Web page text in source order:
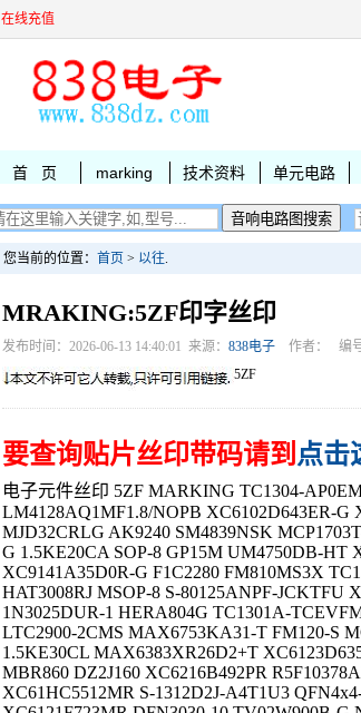
在线充值
首 页 marking 技术资料 单元电路
您当前的位置： 首页 > 以往.
MRAKING:5ZF印字丝印
发布时间：2026-06-13 14:40:01 来源： 838电子 作者： 编
5ZF
要查询贴片丝印带码请到 点击
电子元件丝印 5ZF MARKING TC1304-
LM4128AQ1MF1.8/NOPB XC6102D643ER-G
MJD32CRLG AK9240 SM4839NSK
G 1.5KE20CA SOP-8 GP15M UM4750DB-HT
XC9141A35D0R-G F1C2280 FM810MS3X
HAT3008RJ MSOP-8 S-80125ANPF-JCKTFU
1N3025DUR-1 HERA804G TC1301A-
LTC2900-2CMS MAX6753KA31-T FM120-S
1.5KE30CL MAX6383XR26D2+T
MBR860 DZ2J160 XC6216B492PR
XC61HC5512MR S-1312D2J-A4T1U3